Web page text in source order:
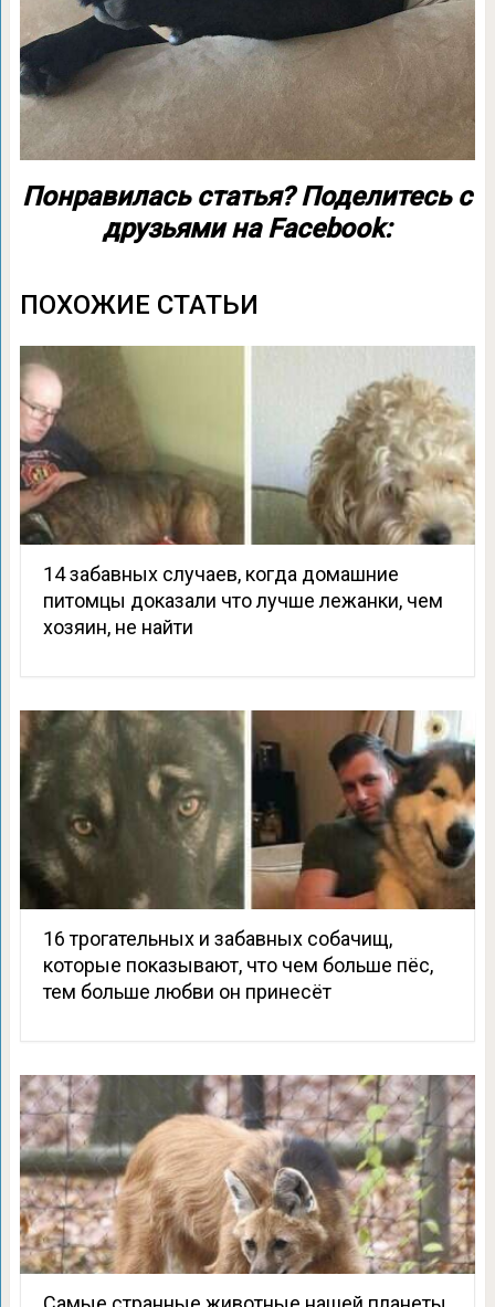
Понравилась статья? Поделитесь с
друзьями на Facebook:
ПОХОЖИЕ СТАТЬИ
14 забавных случаев, когда домашние
питомцы доказали что лучше лежанки, чем
хозяин, не найти
16 трогательных и забавных собачищ,
которые показывают, что чем больше пёс,
тем больше любви он принесёт